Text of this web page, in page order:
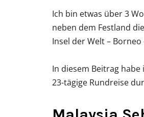
Ich bin etwas über 3
neben dem Festland
Insel der Welt –
In diesem Beitrag
23-tägige Rundreise